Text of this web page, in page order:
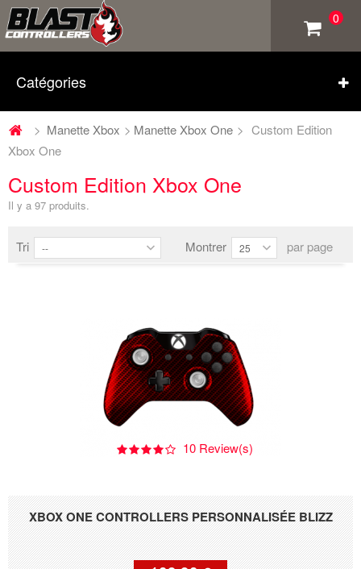
Catégories
0
> Manette Xbox > Manette Xbox One > Custom Edition
Xbox One
Custom Edition Xbox One
Il y a 97 produits.
Tri -- Montrer 25 par page
XBOX ONE CONTROLLERS PERSONNALISÉE BLIZZ
10 Review(s)